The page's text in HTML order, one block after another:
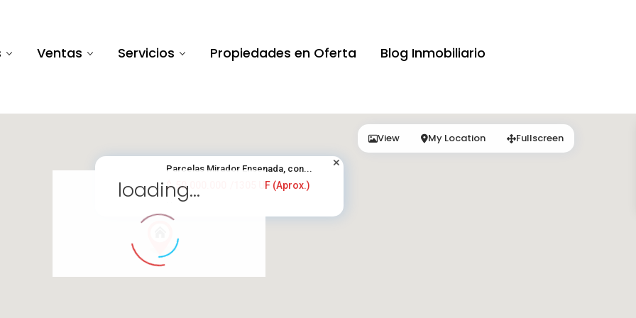
Ventas Servicios Propiedades en Oferta Blog Inmobiliario
Parcelas Mirador Ensenada, con...
$ 50.000.000 /1305 UF (Aprox.)
loading...
View My Location Fullscreen